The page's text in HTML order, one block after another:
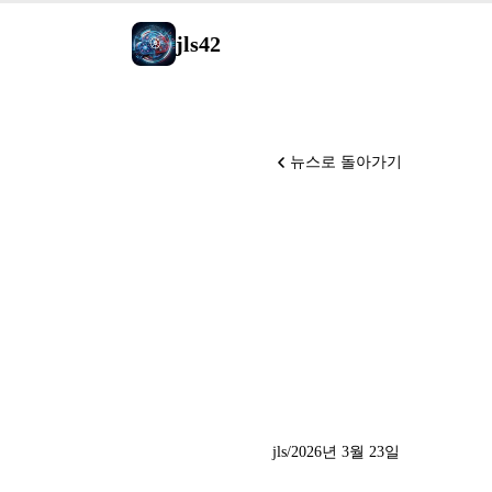
jls42
뉴스로 돌아가기
jls/2026년 3월 23일